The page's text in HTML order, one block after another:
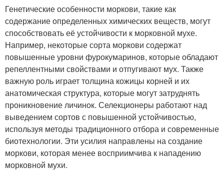
Генетические особенности моркови, такие как
содержание определенных химических веществ, могут
способствовать её устойчивости к морковной мухе.
Например, некоторые сорта моркови содержат
повышенные уровни фурокумаринов, которые обладают
репеллентными свойствами и отпугивают мух. Также
важную роль играет толщина кожицы корней и их
анатомическая структура, которые могут затруднять
проникновение личинок. Селекционеры работают над
выведением сортов с повышенной устойчивостью,
используя методы традиционного отбора и современные
биотехнологии. Эти усилия направлены на создание
моркови, которая менее восприимчива к нападению
морковной мухи.